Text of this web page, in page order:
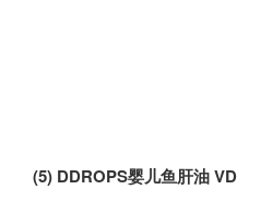
(5) DDROPS婴儿鱼肝油 VD